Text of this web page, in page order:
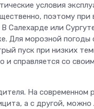
условия
поэтому
Салехарде или
Для морозной
пуск при низких
справляется со
На современном
а с другой,